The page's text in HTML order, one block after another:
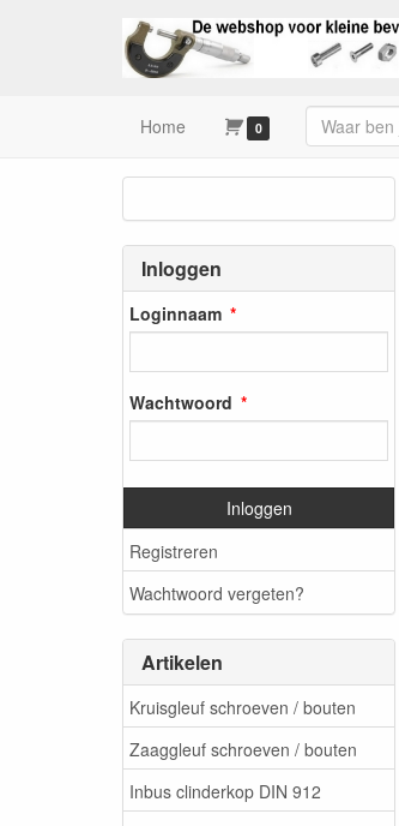
Home 0
Inloggen
Loginnaam
Wachtwoord
Inloggen
Registreren
Wachtwoord vergeten?
Artikelen
Kruisgleuf schroeven / bouten
Zaaggleuf schroeven / bouten
Inbus clinderkop DIN 912